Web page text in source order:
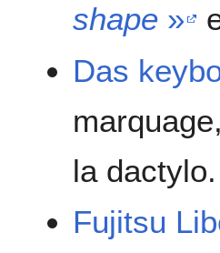
shape »
Das
la dactylo.
Fujitsu